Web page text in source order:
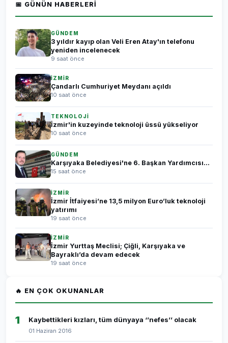
📅 GÜNÜN HABERLERI
GÜNDEM
3 yıldır kayıp olan Veli Eren Atay'ın telefonu
yeniden incelenecek
9 saat önce
İZMİR
Çandarlı Cumhuriyet Meydanı açıldı
10 saat önce
TEKNOLOJİ
İzmir'in kuzeyinde teknoloji üssü yükseliyor
10 saat önce
GÜNDEM
Karşıyaka Belediyesi'ne 6. Başkan Yardımcısı...
15 saat önce
İZMİR
İzmir İtfaiyesi’ne 13,5 milyon Euro’luk teknoloji
yatırımı
19 saat önce
İZMİR
İzmir Yurttaş Meclisi; Çiğli, Karşıyaka ve
Bayraklı’da devam edecek
19 saat önce
🔥 EN ÇOK OKUNANLAR
1 Kaybettikleri kızları, tüm dünyaya ‘’nefes’’ olacak
01 Haziran 2016